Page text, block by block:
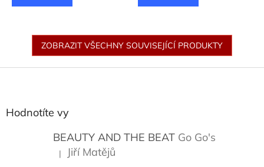
ZOBRAZIT VŠECHNY SOUVISEJÍCÍ PRODUKTY
Hodnotíte vy
BEAUTY AND THE BEAT Go Go's
Hodnocení produktu je 5 z 5 hvězdiček.
| Jiří Matějů